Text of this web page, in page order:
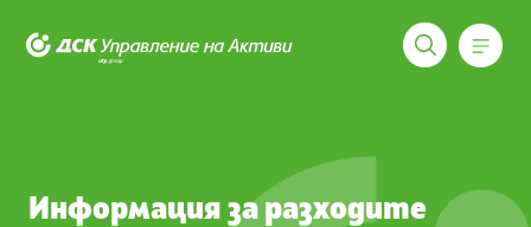
Информация за разходите